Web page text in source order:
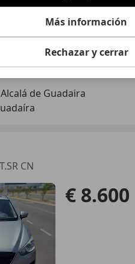
07/2020
Alcalá de Guadaira
CN
€ 8.600
Más información
Rechazar y cerrar